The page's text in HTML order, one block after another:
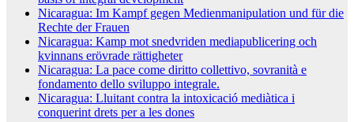
Nicaragua: Im Kampf gegen Medienmanipulation und für die
Rechte der Frauen
Nicaragua: Kamp mot snedvriden mediapublicering och
kvinnans erövrade rättigheter
Nicaragua: La pace come diritto collettivo, sovranità e
fondamento dello sviluppo integrale.
Nicaragua: Lluitant contra la intoxicació mediàtica i
conquerint drets per a les dones